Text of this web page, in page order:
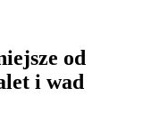
od
i wad